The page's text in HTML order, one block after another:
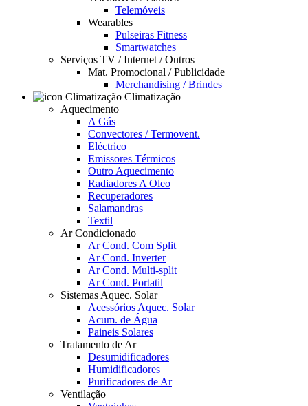
Telemóveis
Wearables
Pulseiras Fitness
Smartwatches
Serviços TV / Internet / Outros
Mat. Promocional / Publicidade
Merchandising / Brindes
Climatização
Aquecimento
A Gás
Convectores / Termovent.
Eléctrico
Emissores Térmicos
Outro Aquecimento
Radiadores A Oleo
Recuperadores
Salamandras
Textil
Ar Condicionado
Ar Cond. Com Split
Ar Cond. Inverter
Ar Cond. Multi-split
Ar Cond. Portatil
Sistemas Aquec. Solar
Acessórios Aquec. Solar
Acum. de Água
Paineis Solares
Tratamento de Ar
Desumidificadores
Humidificadores
Purificadores de Ar
Ventilação